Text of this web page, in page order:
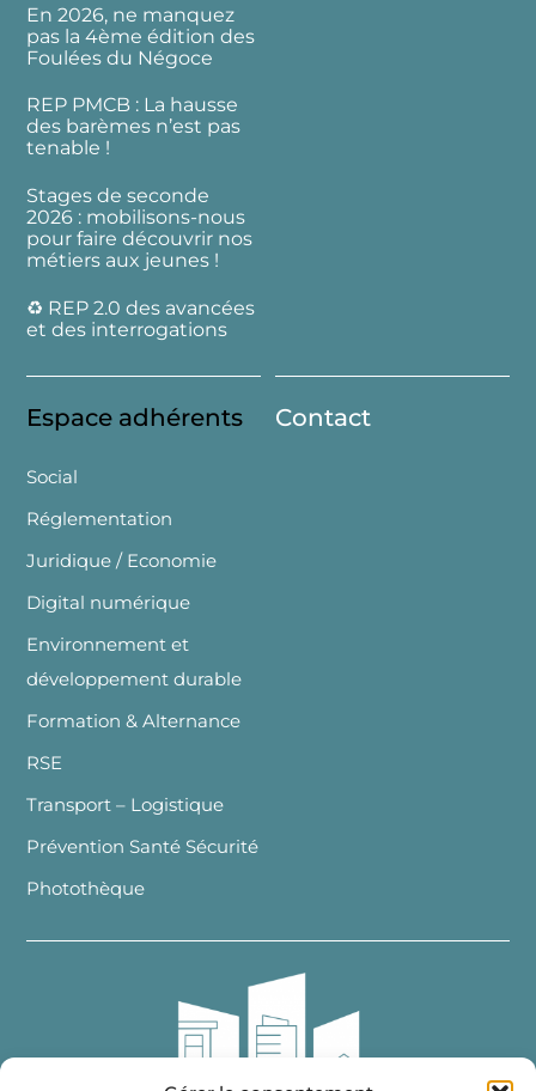
En 2026, ne manquez
pas la 4ème édition des
Foulées du Négoce
REP PMCB : La hausse
des barèmes n’est pas
tenable !
Stages de seconde
2026 : mobilisons-nous
pour faire découvrir nos
métiers aux jeunes !
♻️ REP 2.0 des avancées
et des interrogations
Espace adhérents
Social
Réglementation
Juridique / Economie
Digital numérique
Environnement et
développement durable
Formation & Alternance
RSE
Transport – Logistique
Prévention Santé Sécurité
Photothèque
Contact